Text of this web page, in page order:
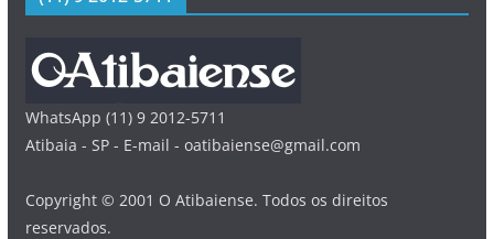
WhatsApp (11) 9 2012-5711
Atibaia - SP - E-mail - oatibaiense@gmail.com
Copyright © 2001 O Atibaiense. Todos os direitos
reservados.